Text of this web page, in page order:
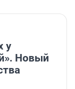
у
Новый